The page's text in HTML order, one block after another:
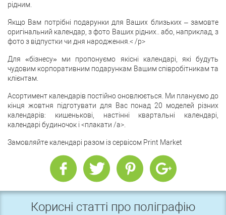
рідним.
Якщо Вам потрібні подарунки для Ваших близьких – замовте
оригінальний календар, з фото Ваших рідних.. або, наприклад, з
фото з відпустки чи дня народження.< /p>
Для «бізнесу» ми пропонуємо якісні календарі, які будуть
чудовим корпоративним подарункам Вашим співробітникам та
клієнтам.
Асортимент календарів постійно оновлюється. Ми плануємо до
кінця жовтня підготувати для Вас понад 20 моделей різних
календарів: кишенькові, настінні квартальні календарі,
календарі будиночок і <плакати /a>.
Замовляйте календарі разом із сервісом Print Market
Корисні статті про поліграфію